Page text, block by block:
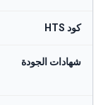
كود HTS
شهادات الجودة